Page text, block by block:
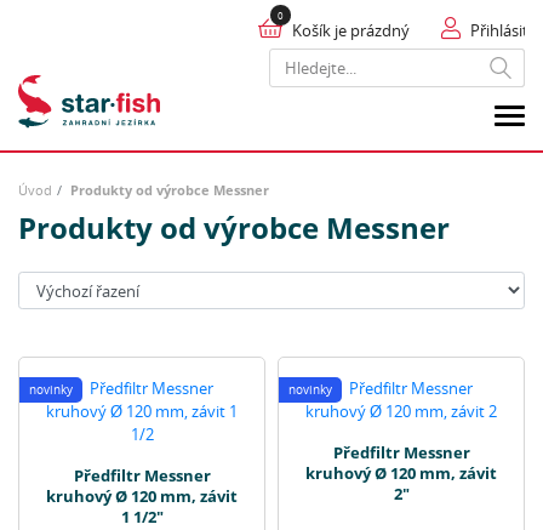
Hledat
Přihlásit
Košík je prázdný
Úvod Produkty od výrobce Messner
Produkty od výrobce Messner
Seřadit:
novinky
Předfiltr Messner
kruhový Ø 120 mm, závit
1 1/2"
novinky
Předfiltr Messner
kruhový Ø 120 mm, závit
2"